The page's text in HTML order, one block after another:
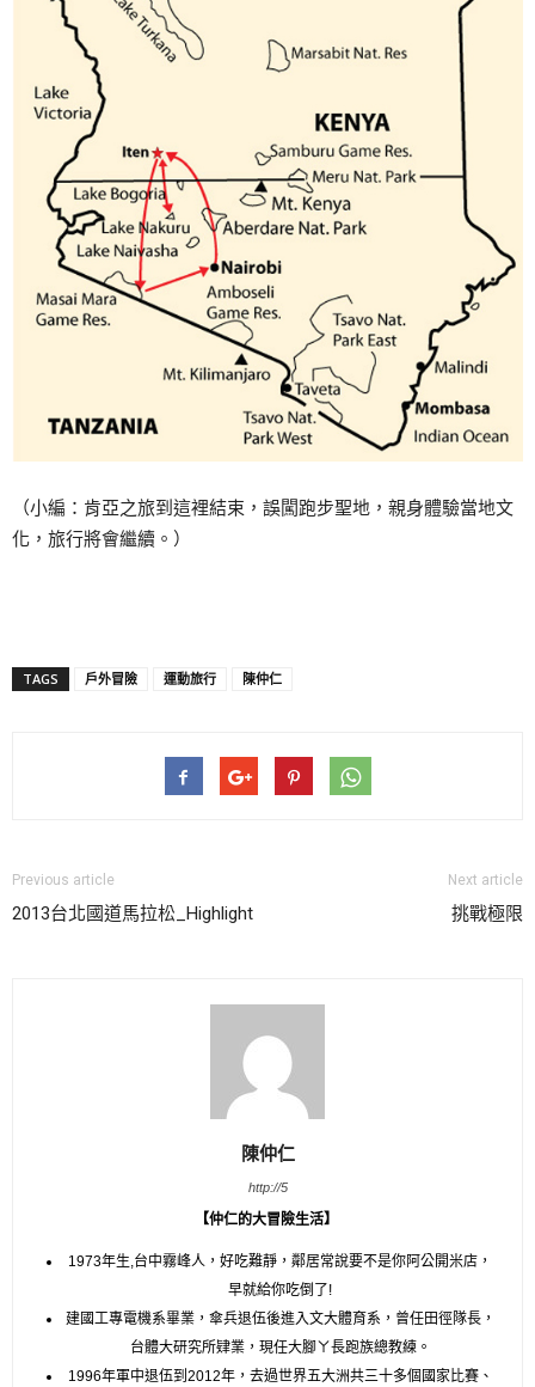
（小編：肯亞之旅到這裡結束，誤闖跑步聖地，親身體驗當地文
化，旅行將會繼續。）
TAGS 戶外冒險 運動旅行 陳仲仁
Previous article
2013台北國道馬拉松_Highlight
Next article
挑戰極限
陳仲仁
http://5
【仲仁的大冒險生活】
1973年生,台中霧峰人，好吃難靜，鄰居常說要不是你阿公開米店，
早就給你吃倒了!
建國工專電機系畢業，傘兵退伍後進入文大體育系，曾任田徑隊長，
台體大研究所肄業，現任大腳ㄚ長跑族總教練。
1996年軍中退伍到2012年，去過世界五大洲共三十多個國家比賽、